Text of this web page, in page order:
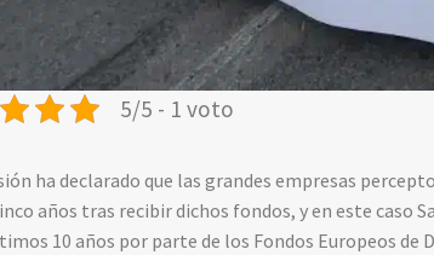
5/5 - 1 voto
ha declarado que las grandes empresas
años tras recibir dichos fondos, y en este caso
10 años por parte de los Fondos Europeos